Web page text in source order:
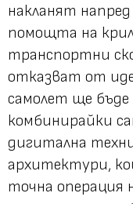
накланят
помощта на
транспортни
отказват от
самолет ще бъде
комбинирайки
дигитална
архитектури,
точна операция